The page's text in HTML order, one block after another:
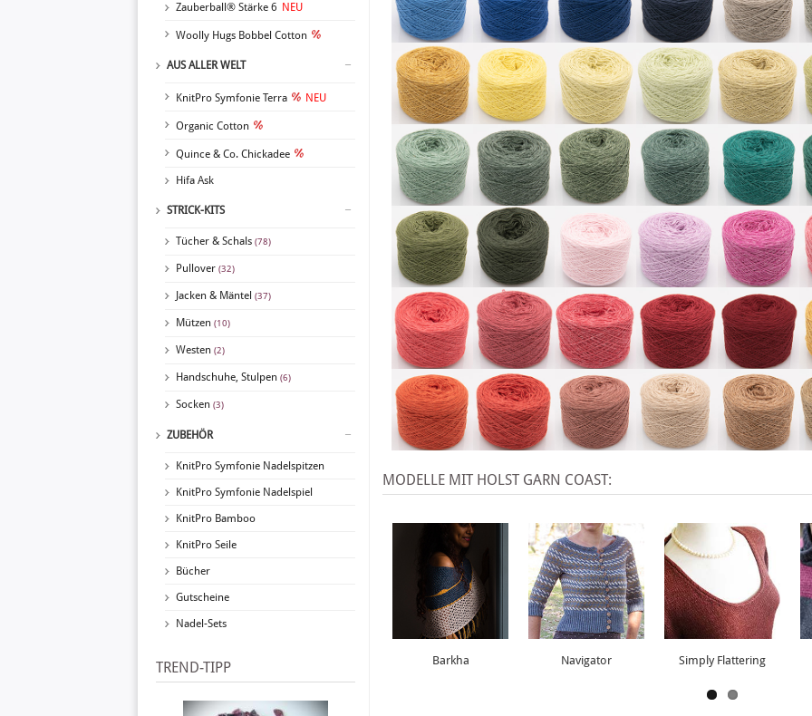
Zauberball® Stärke 6 NEU
Woolly Hugs Bobbel Cotton
AUS ALLER WELT
KnitPro Symfonie Terra NEU
Organic Cotton
Quince & Co. Chickadee
Hifa Ask
STRICK-KITS
Tücher & Schals (78)
Pullover (32)
Jacken & Mäntel (37)
Mützen (10)
Westen (2)
Handschuhe, Stulpen (6)
Socken (3)
ZUBEHÖR
KnitPro Symfonie Nadelspitzen
KnitPro Symfonie Nadelspiel
KnitPro Bamboo
KnitPro Seile
Bücher
Gutscheine
Nadel-Sets
TREND-TIPP
MODELLE MIT HOLST GARN COAST:
Barkha Navigator Simply Flattering